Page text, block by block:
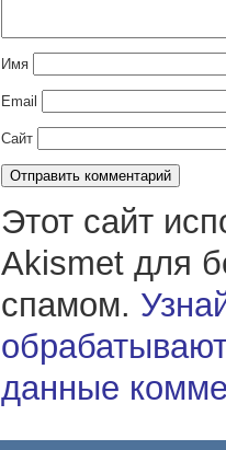
Имя
Email
Сайт
Этот сайт
Akismet для
спамом.
данные